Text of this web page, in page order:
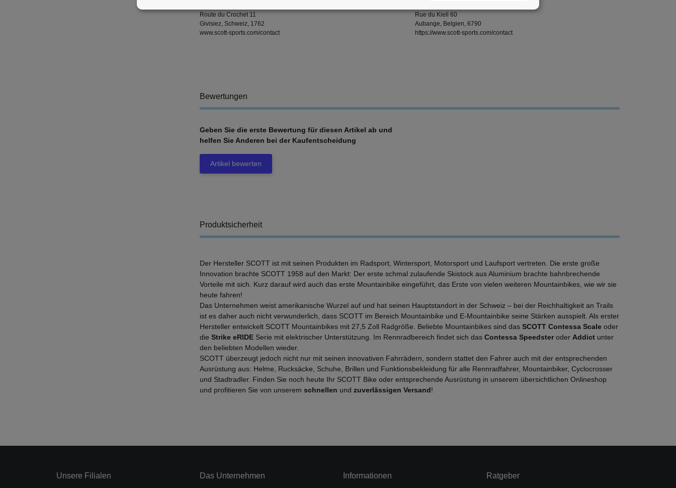
Route du Crochet 11
Givisiez, Schweiz, 1762
www.scott-sports.com/contact
Rue du Kiell 60
Aubange, Belgien, 6790
https://www.scott-sports.com/contact
Bewertungen
Geben Sie die erste Bewertung für diesen Artikel ab und
helfen Sie Anderen bei der Kaufentscheidung
Artikel bewerten
Produktsicherheit
Der Hersteller SCOTT ist mit seinen Produkten im Radsport, Wintersport, Motorsport und Laufsport vertreten. Die erste große
Innovation brachte SCOTT 1958 auf den Markt: Der erste schmal zulaufende Skistock aus Aluminium brachte bahnbrechende
Vorteile mit sich. Kurz darauf wird auch das erste Mountainbike eingeführt, das Erste von vielen weiteren Mountainbikes, wie wir sie
heute fahren!
Das Unternehmen weist amerikanische Wurzel auf und hat seinen Hauptstandort in der Schweiz – bei der Reichhaltigkeit an Trails
ist es daher auch nicht verwunderlich, dass SCOTT im Bereich Mountainbike und E-Mountainbike seine Stärken ausspielt. Als erster
Hersteller entwickelt SCOTT Mountainbikes mit 27,5 Zoll Radgröße. Beliebte Mountainbikes sind das SCOTT Contessa Scale oder
die Strike eRIDE Serie mit elektrischer Unterstützung. Im Rennradbereich findet sich das Contessa Speedsteroder Addict unter
den beliebten Modellen wieder.
SCOTT überzeugt jedoch nicht nur mit seinen innovativen Fahrrädern, sondern stattet den Fahrer auch mit der entsprechenden
Ausrüstung aus: Helme, Rucksäcke, Schuhe, Brillen und Funktionsbekleidung für alle Rennradfahrer, Mountainbiker, Cyclocrosser
und Stadtradler. Finden Sie noch heute Ihr SCOTT Bike oder entsprechende Ausrüstung in unserem übersichtlichen Onlineshop
und profitieren Sie von unserem schnellen und zuverlässigen Versand!
Unsere Filialen Das Unternehmen Informationen Ratgeber